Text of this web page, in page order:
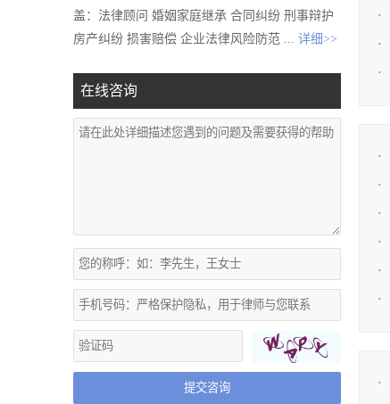
盖：法律顾问 婚姻家庭继承 合同纠纷 刑事辩护
房产纠纷 损害赔偿 企业法律风险防范 ... 详细>>
在线咨询
提交咨询